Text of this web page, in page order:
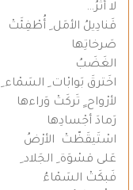
لا أثرُ…
قَنادِيلُ الأمَل ِ أُطْفِئَتْ
صَرخاتِها
الغَضَبُ
اخَترقَ بَوابْات ِ السَمْاء ِ
لأرْواح ٍ تَركَتْ وَراءها
رَمادَ أجْسادِها
اسْتَيقَظّتْ الأرْضُ
عَلى قسْوَة ِ الجَلاد ِ
فَبكَتْ السَمْاءُ